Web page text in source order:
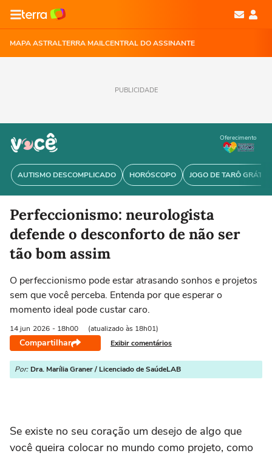
MAPA ASTRALTERRA MAILCENTRAL DO ASSINANTE
PUBLICIDADE
AUTISMO DESCOMPLICADO HORÓSCOPO JOGO DE TARÔ GRÁTIS
Oferecimento
Perfeccionismo: neurologista
defende o desconforto de não ser
tão bom assim
O perfeccionismo pode estar atrasando sonhos e projetos
sem que você perceba. Entenda por que esperar o
momento ideal pode custar caro.
14 jun 2026 - 18h00 (atualizado às 18h01)
Compartilhar Exibir comentários
Por: Dra. Marília Graner / Licenciado de SaúdeLAB
Se existe no seu coração um desejo de algo que
você queira colocar no mundo como projeto, como